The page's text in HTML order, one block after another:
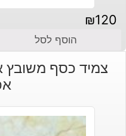
₪120
הוסף לסל
צמיד כסף משובץ